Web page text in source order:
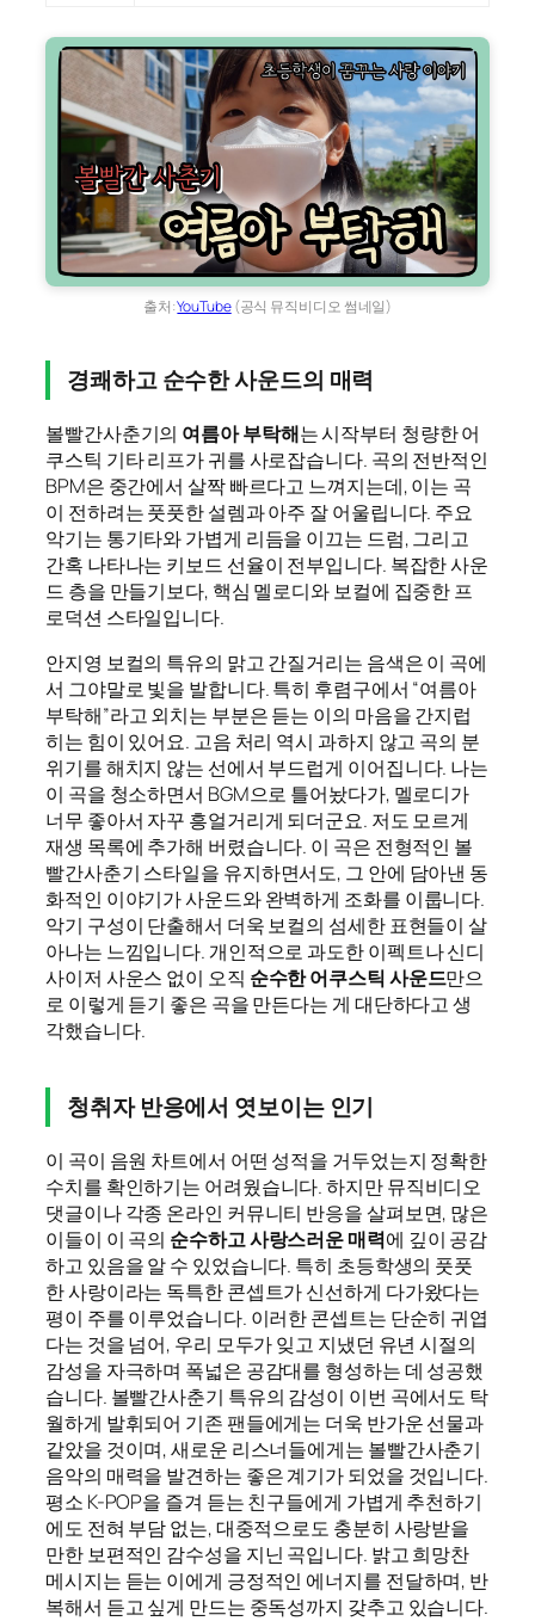
출처:YouTube(공식 뮤직비디오 썸네일)
경쾌하고 순수한 사운드의 매력
볼빨간사춘기의 여름아 부탁해는 시작부터 청량한 어
쿠스틱 기타 리프가 귀를 사로잡습니다. 곡의 전반적인
BPM은 중간에서 살짝 빠르다고 느껴지는데, 이는 곡
이 전하려는 풋풋한 설렘과 아주 잘 어울립니다. 주요
악기는 통기타와 가볍게 리듬을 이끄는 드럼, 그리고
간혹 나타나는 키보드 선율이 전부입니다. 복잡한 사운
드 층을 만들기보다, 핵심 멜로디와 보컬에 집중한 프
로덕션 스타일입니다.
안지영 보컬의 특유의 맑고 간질거리는 음색은 이 곡에
서 그야말로 빛을 발합니다. 특히 후렴구에서 “여름아
부탁해”라고 외치는 부분은 듣는 이의 마음을 간지럽
히는 힘이 있어요. 고음 처리 역시 과하지 않고 곡의 분
위기를 해치지 않는 선에서 부드럽게 이어집니다. 나는
이 곡을 청소하면서 BGM으로 틀어놨다가, 멜로디가
너무 좋아서 자꾸 흥얼거리게 되더군요. 저도 모르게
재생 목록에 추가해 버렸습니다. 이 곡은 전형적인 볼
빨간사춘기 스타일을 유지하면서도, 그 안에 담아낸 동
화적인 이야기가 사운드와 완벽하게 조화를 이룹니다.
악기 구성이 단출해서 더욱 보컬의 섬세한 표현들이 살
아나는 느낌입니다. 개인적으로 과도한 이펙트나 신디
사이저 사운스 없이 오직 순수한 어쿠스틱 사운드만으
로 이렇게 듣기 좋은 곡을 만든다는 게 대단하다고 생
각했습니다.
청취자 반응에서 엿보이는 인기
이 곡이 음원 차트에서 어떤 성적을 거두었는지 정확한
수치를 확인하기는 어려웠습니다. 하지만 뮤직비디오
댓글이나 각종 온라인 커뮤니티 반응을 살펴보면, 많은
이들이 이 곡의 순수하고 사랑스러운 매력에 깊이 공감
하고 있음을 알 수 있었습니다. 특히 초등학생의 풋풋
한 사랑이라는 독특한 콘셉트가 신선하게 다가왔다는
평이 주를 이루었습니다. 이러한 콘셉트는 단순히 귀엽
다는 것을 넘어, 우리 모두가 잊고 지냈던 유년 시절의
감성을 자극하며 폭넓은 공감대를 형성하는 데 성공했
습니다. 볼빨간사춘기 특유의 감성이 이번 곡에서도 탁
월하게 발휘되어 기존 팬들에게는 더욱 반가운 선물과
같았을 것이며, 새로운 리스너들에게는 볼빨간사춘기
음악의 매력을 발견하는 좋은 계기가 되었을 것입니다.
평소 K-POP을 즐겨 듣는 친구들에게 가볍게 추천하기
에도 전혀 부담 없는, 대중적으로도 충분히 사랑받을
만한 보편적인 감수성을 지닌 곡입니다. 밝고 희망찬
메시지는 듣는 이에게 긍정적인 에너지를 전달하며, 반
복해서 듣고 싶게 만드는 중독성까지 갖추고 있습니다.